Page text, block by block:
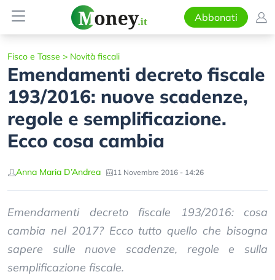
Abbonati
Fisco e Tasse > Novità fiscali
Emendamenti decreto fiscale
193/2016: nuove scadenze,
regole e semplificazione.
Ecco cosa cambia
Anna Maria D’Andrea 11 Novembre 2016 - 14:26
Emendamenti decreto fiscale 193/2016: cosa
cambia nel 2017? Ecco tutto quello che bisogna
sapere sulle nuove scadenze, regole e sulla
semplificazione fiscale.